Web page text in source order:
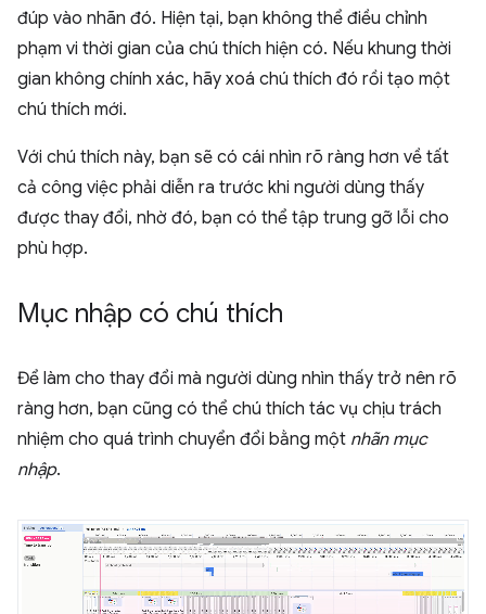
đúp vào nhãn đó. Hiện tại, bạn không thể điều chỉnh
phạm vi thời gian của chú thích hiện có. Nếu khung thời
gian không chính xác, hãy xoá chú thích đó rồi tạo một
chú thích mới.
Với chú thích này, bạn sẽ có cái nhìn rõ ràng hơn về tất
cả công việc phải diễn ra trước khi người dùng thấy
được thay đổi, nhờ đó, bạn có thể tập trung gỡ lỗi cho
phù hợp.
Mục nhập có chú thích
Để làm cho thay đổi mà người dùng nhìn thấy trở nên rõ
ràng hơn, bạn cũng có thể chú thích tác vụ chịu trách
nhiệm cho quá trình chuyển đổi bằng một nhãn mục
nhập.